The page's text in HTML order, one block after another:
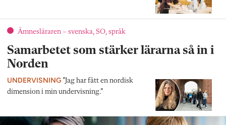
Ämnesläraren – svenska, SO, språk
Samarbetet som stärker lärarna så in i
Norden
UNDERVISNING ”Jag har fått en nordisk
dimension i min undervisning.”